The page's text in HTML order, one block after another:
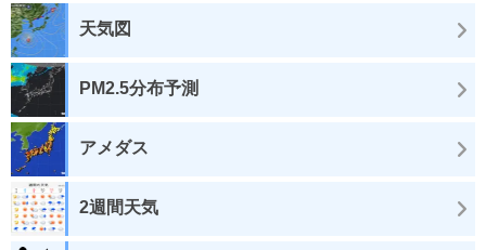
天気図
PM2.5分布予測
アメダス
2週間天気